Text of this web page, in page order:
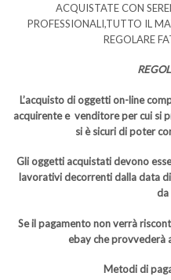
ACQUISTATE CON
PROFESSIONALI,TUTTO IL
REGOLARE
L’acquisto di oggetti on-line
acquirente e venditore per cui si
si è sicuri di poter
Gli oggetti acquistati devono
lavorativi decorrenti dalla data
da
Se il pagamento non verrà
ebay che provvederà
Metodi di